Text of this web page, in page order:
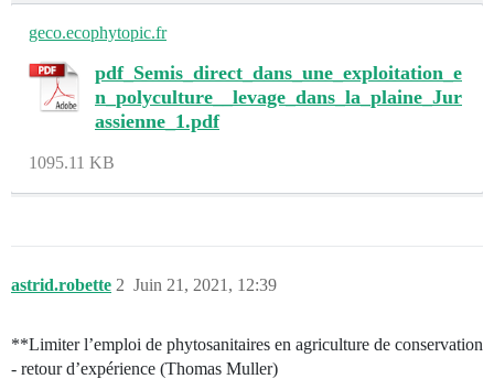
geco.ecophytopic.fr
pdf_Semis_direct_dans_une_exploitation_e
n_polyculture__levage_dans_la_plaine_Jur
assienne_1.pdf
1095.11 KB
astrid.robette Juin 21, 2021, 12:39
2
**Limiter l’emploi de phytosanitaires en agriculture de conservation
- retour d’expérience (Thomas Muller)